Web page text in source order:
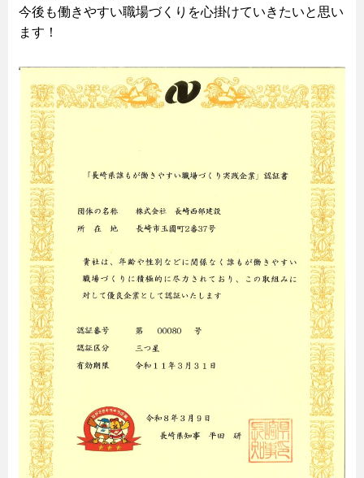
今後も働きやすい職場づくりを心掛けていきたいと思い
ます！